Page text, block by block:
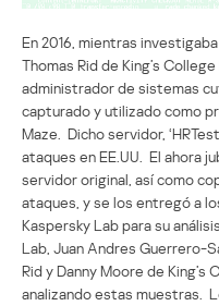
En 2016, mientras
Thomas Rid de King’s
administrador de sistemas
capturado y utilizado como
Maze. Dicho servidor,
ataques en EE.UU. El ahora
servidor original, así como
ataques, y se los entregó a
Kaspersky Lab para su
Lab, Juan Andres Guerrero-
Rid y Danny Moore de King’s
analizando estas muestras.